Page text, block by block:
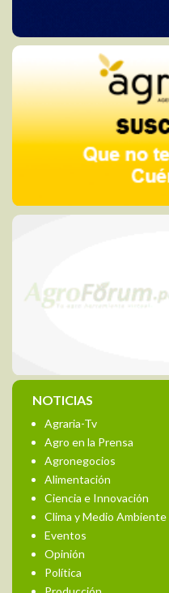
NOTICIAS
Agraria-Tv
Agro en la Prensa
Agronegocios
Alimentación
Ciencia e Innovación
Clima y Medio Ambiente
Eventos
Opinión
Política